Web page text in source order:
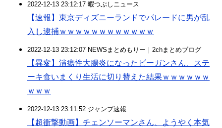
2022-12-13 23:12:17 暇つぶしニュース
【速報】東京ディズニーランドでパレードに男が乱
入し逮捕ｗｗｗｗｗｗｗｗｗｗｗｗ
2022-12-13 23:12:07 NEWSまとめもりー｜2chまとめブログ
【異変】潰瘍性大腸炎になったビーガンさん、ステ
ーキ食いまくり生活に切り替えた結果ｗｗｗｗｗｗ
ｗｗｗ
2022-12-13 23:11:52 ジャンプ速報
【超衝撃動画】チェンソーマンさん、ようやく本気